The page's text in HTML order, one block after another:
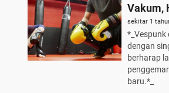
Vakum,
Bukan
sekitar 1
*_Vespunk
dengan
berharap
baru.*_